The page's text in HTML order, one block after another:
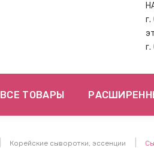
ВСЕ ТОВАРЫ
Корейские сыворотки, эссенции